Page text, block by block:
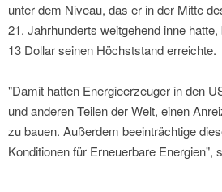
unter dem Niveau, das er in der Mitte
21. Jahrhunderts weitgehend inne
13 Dollar seinen Höchststand erreichte.
"Damit hatten Energieerzeuger in den
und anderen Teilen der Welt, einen
zu bauen. Außerdem beeinträchtige
Konditionen für Erneuerbare Energien",